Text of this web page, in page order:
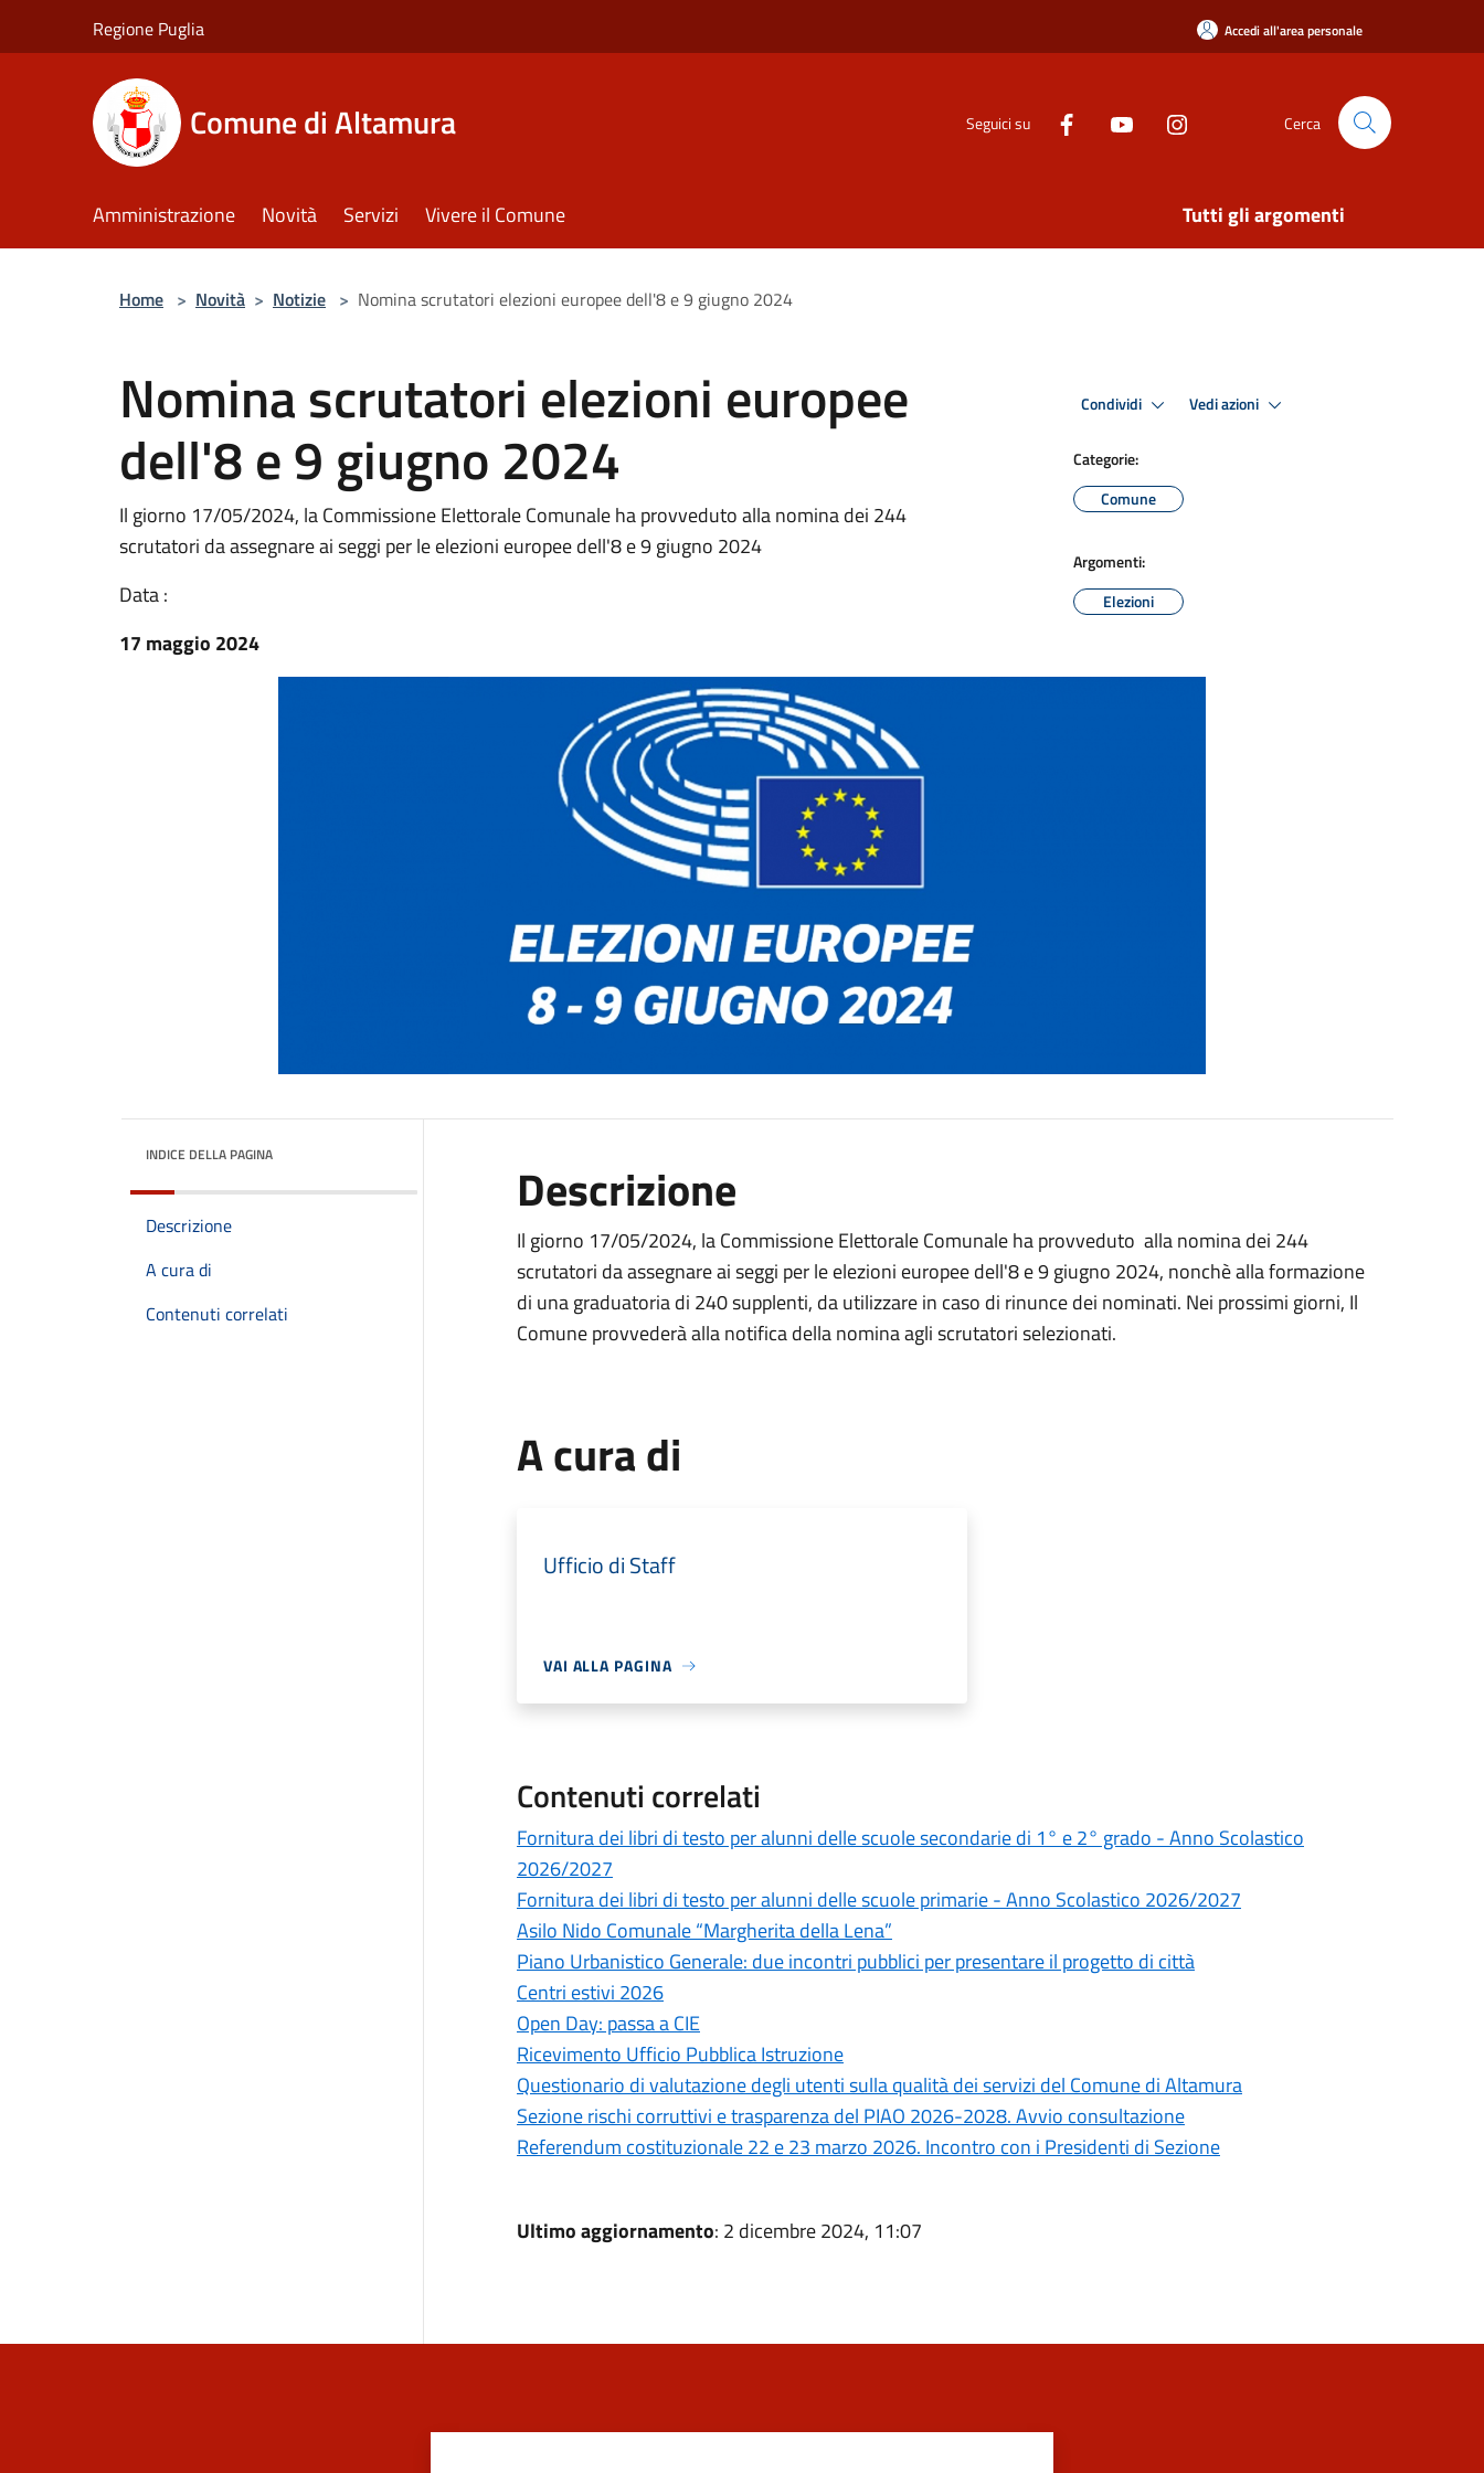
Regione Puglia Accedi all'area personale
Comune di Altamura Seguici su Cerca
Amministrazione Novità Servizi Vivere il Comune Tutti gli argomenti
Home > Novità > Notizie > Nomina scrutatori elezioni europee dell'8 e 9 giugno 2024
Nomina scrutatori elezioni europee
dell'8 e 9 giugno 2024
Il giorno 17/05/2024, la Commissione Elettorale Comunale ha provveduto alla nomina dei 244
scrutatori da assegnare ai seggi per le elezioni europee dell'8 e 9 giugno 2024
Data :
17 maggio 2024
Condividi Vedi azioni
Categorie:
Comune
Argomenti:
Elezioni
INDICE DELLA PAGINA
Descrizione
A cura di
Contenuti correlati
Descrizione
Il giorno 17/05/2024, la Commissione Elettorale Comunale ha provveduto alla nomina dei 244
scrutatori da assegnare ai seggi per le elezioni europee dell'8 e 9 giugno 2024, nonchè alla formazione
di una graduatoria di 240 supplenti, da utilizzare in caso di rinunce dei nominati. Nei prossimi giorni, Il
Comune provvederà alla notifica della nomina agli scrutatori selezionati.
A cura di
Ufficio di Staff
VAI ALLA PAGINA
Contenuti correlati
Fornitura dei libri di testo per alunni delle scuole secondarie di 1° e 2° grado - Anno Scolastico
2026/2027
Fornitura dei libri di testo per alunni delle scuole primarie - Anno Scolastico 2026/2027
Asilo Nido Comunale “Margherita della Lena”
Piano Urbanistico Generale: due incontri pubblici per presentare il progetto di città
Centri estivi 2026
Open Day: passa a CIE
Ricevimento Ufficio Pubblica Istruzione
Questionario di valutazione degli utenti sulla qualità dei servizi del Comune di Altamura
Sezione rischi corruttivi e trasparenza del PIAO 2026-2028. Avvio consultazione
Referendum costituzionale 22 e 23 marzo 2026. Incontro con i Presidenti di Sezione
Ultimo aggiornamento: 2 dicembre 2024, 11:07